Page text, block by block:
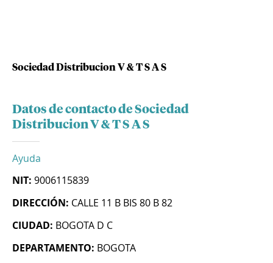
Sociedad Distribucion V & T S A S
Datos de contacto de Sociedad
Distribucion V & T S A S
Ayuda
NIT: 9006115839
DIRECCIÓN: CALLE 11 B BIS 80 B 82
CIUDAD: BOGOTA D C
DEPARTAMENTO: BOGOTA